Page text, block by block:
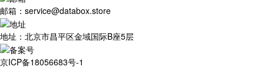
邮箱：service@databox.store
地址：北京市昌平区金域国际B座5层
京ICP备18056683号-1